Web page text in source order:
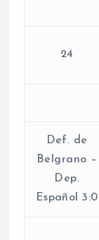
24
Def. de
Belgrano –
Dep.
Español 3:0